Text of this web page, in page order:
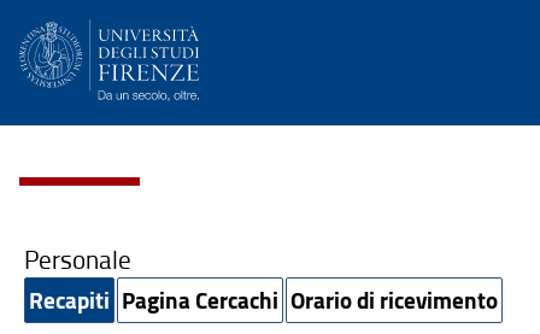
Personale
Recapiti Pagina Cercachi Orario di ricevimento